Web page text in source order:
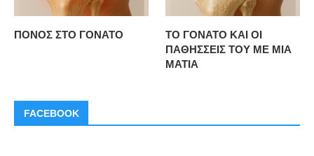
ΠΟΝΟΣ ΣΤΟ ΓΟΝΑΤΟ
ΤΟ ΓΟΝΑΤΟ ΚΑΙ ΟΙ
ΠΑΘΗΣΣΕΙΣ ΤΟΥ ΜΕ ΜΙΑ
ΜΑΤΙΑ
FACEBOOK